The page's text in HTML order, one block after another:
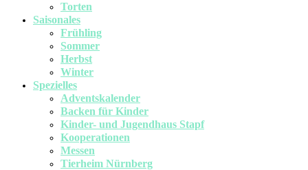
Torten
Saisonales
Frühling
Sommer
Herbst
Winter
Spezielles
Adventskalender
Backen für Kinder
Kinder- und Jugendhaus Stapf
Kooperationen
Messen
Tierheim Nürnberg